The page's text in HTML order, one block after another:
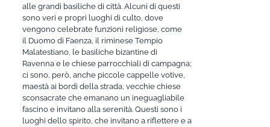
alle grandi basiliche di città. Alcuni di questi
sono veri e propri luoghi di culto, dove
vengono celebrate funzioni religiose, come
il Duomo di Faenza, il riminese Tempio
Malatestiano, le basiliche bizantine di
Ravenna e le chiese parrocchiali di campagna;
ci sono, però, anche piccole cappelle votive,
maestà ai bordi della strada, vecchie chiese
sconsacrate che emanano un ineguagliabile
fascino e invitano alla serenità. Questi sono i
luoghi dello spirito, che invitano a riflettere e a